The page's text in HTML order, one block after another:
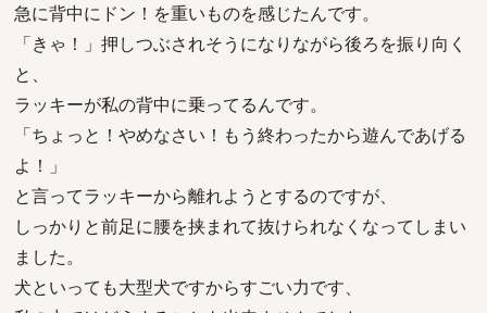
急に背中にドン！を重いものを感じたんです。
「きゃ！」押しつぶされそうになりながら後ろを振り向く
と、
ラッキーが私の背中に乗ってるんです。
「ちょっと！やめなさい！もう終わったから遊んであげる
よ！」
と言ってラッキーから離れようとするのですが、
しっかりと前足に腰を挟まれて抜けられなくなってしまい
ました。
犬といっても大型犬ですからすごい力です、